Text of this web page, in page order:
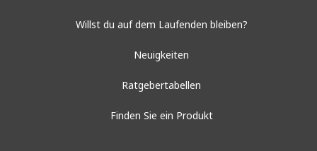
Willst du auf dem Laufenden bleiben?
Neuigkeiten
Ratgebertabellen
Finden Sie ein Produkt